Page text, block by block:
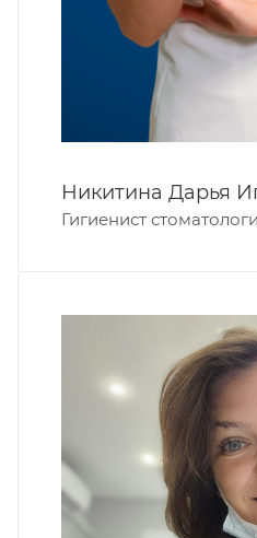
Никитина Дарья
Гигиенист